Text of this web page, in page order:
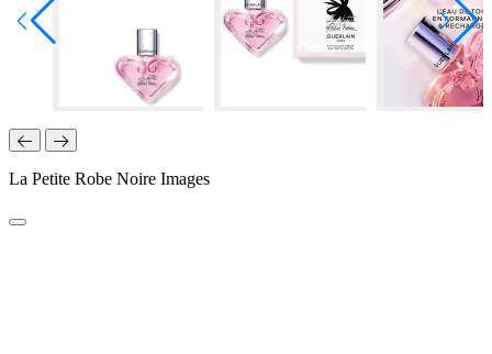
La Petite Robe Noire Images